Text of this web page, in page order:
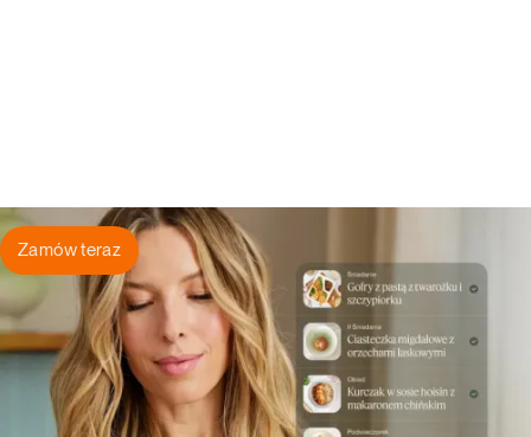
Zamów teraz